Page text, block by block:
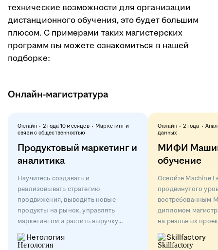
технические возможности для организации
дистанционного обучения, это будет большим
плюсом. С примерами таких магистерских
программ вы можете ознакомиться в нашей
подборке:
Онлайн-магистратура
Онлайн 2 года 10 месяцев
Маркетинг и
связи с общественностью
Продуктовый маркетинг и
аналитика
Научитесь создавать и
реализовывать стратегию
продвижения, выводить новые
продукты на рынок, управлять
маркетингом и растить выручку
компаний
Нетология
Онлайн 2 года
данных
МИФИ
обучение
Освойте Machine
продвинутого
востребованным
дипломом
на реальных
Skillfactory